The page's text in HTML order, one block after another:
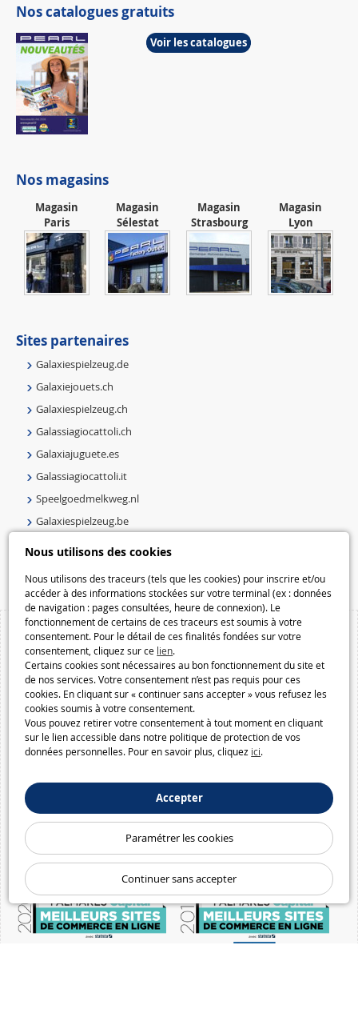
Nous utilisons des cookies
Nous utilisons des traceurs (tels que les cookies) pour inscrire et/ou
accéder à des informations stockées sur votre terminal (ex : données
de navigation : pages consultées, heure de connexion). Le
fonctionnement de certains de ces traceurs est soumis à votre
consentement. Pour le détail de ces finalités fondées sur votre
consentement, cliquez sur ce lien.
Certains cookies sont nécessaires au bon fonctionnement du site et
de nos services. Votre consentement n’est pas requis pour ces
cookies. En cliquant sur « continuer sans accepter » vous refusez les
cookies soumis à votre consentement.
Vous pouvez retirer votre consentement à tout moment en cliquant
sur le lien accessible dans notre politique de protection de vos
données personnelles. Pour en savoir plus, cliquez ici.
Accepter
Paramétrer les cookies
Continuer sans accepter
Nos catalogues gratuits
Voir les catalogues
Nos magasins
Magasin
Paris
Magasin
Sélestat
Magasin
Strasbourg
Magasin
Lyon
Sites partenaires
Galaxiespielzeug.de
Galaxiejouets.ch
Galaxiespielzeug.ch
Galassiagiocattoli.ch
Galaxiajuguete.es
Galassiagiocattoli.it
Speelgoedmelkweg.nl
Galaxiespielzeug.be